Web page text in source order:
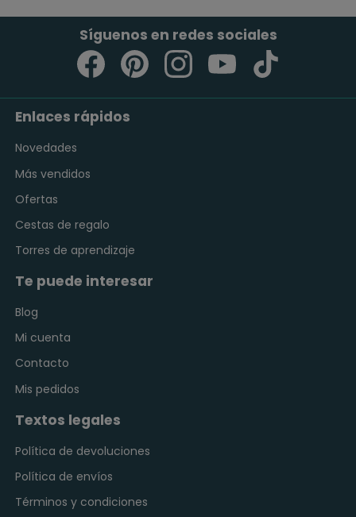
Síguenos en redes sociales
Enlaces rápidos
Novedades
Más vendidos
Ofertas
Cestas de regalo
Torres de aprendizaje
Te puede interesar
Blog
Mi cuenta
Contacto
Mis pedidos
Textos legales
Política de devoluciones
Política de envíos
Términos y condiciones